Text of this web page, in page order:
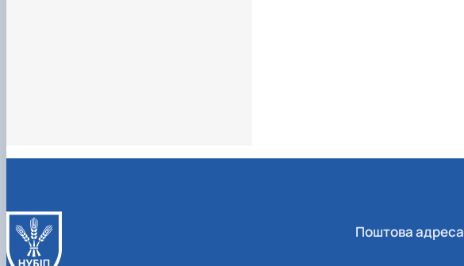
Поштова адреса